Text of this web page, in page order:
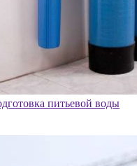
питьевой воды